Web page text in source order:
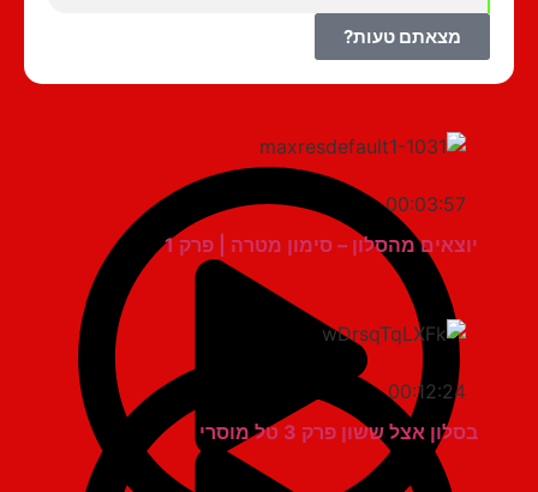
מצאתם טעות?
00:03:57
יוצאים מהסלון – סימון מטרה | פרק 1
00:12:24
בסלון אצל ששון פרק 3 טל מוסרי